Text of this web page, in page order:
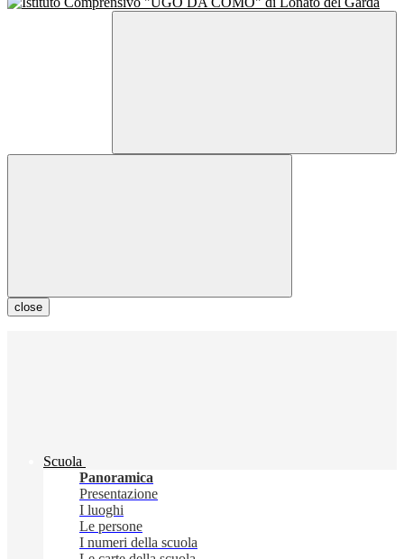
close
Scuola
Panoramica
Presentazione
I luoghi
Le persone
I numeri della scuola